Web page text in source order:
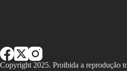
Copyright 2025. Proibida a reprodução